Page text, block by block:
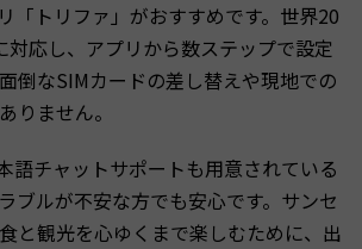
「トリファ」がおすすめです。世界20
対応し、アプリから数ステップで設定
倒なSIMカードの差し替えや現地での
りません。
語チャットサポートも用意されている
ブルが不安な方でも安心です。サンセ
と観光を心ゆくまで楽しむために、出